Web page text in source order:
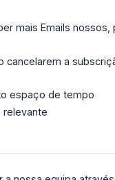
mais Emails nossos,
cancelarem a
espaço de tempo
relevante